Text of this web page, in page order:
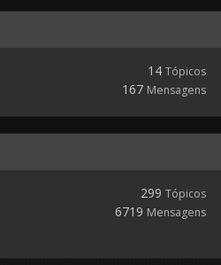
14 Tópicos
167 Mensagens
299 Tópicos
6719 Mensagens